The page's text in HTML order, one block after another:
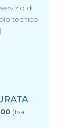
di
tecnico
(Iva